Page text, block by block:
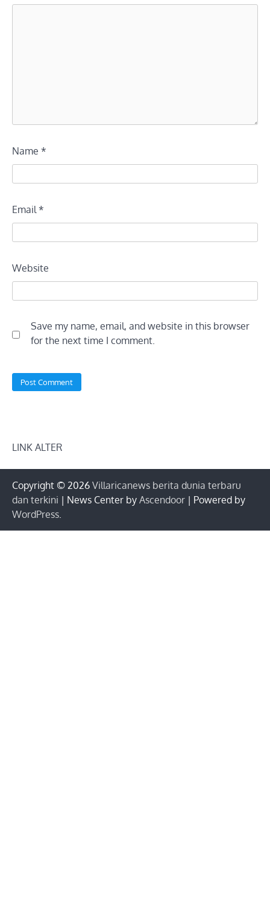
Name *
Email*
Website
Save my name, email, and website in this browser
for the next time I comment.
LINK ALTER
Copyright © 2026 Villaricanews berita dunia terbaru
dan terkini | News Center by Ascendoor | Powered by
WordPress